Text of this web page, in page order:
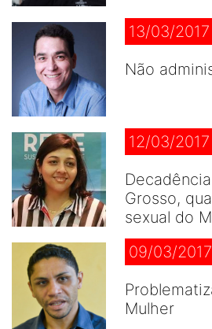
13/03/2017
Não
12/03/2017
Grosso,
sexual do
09/03/2017
Mulher